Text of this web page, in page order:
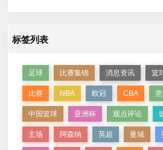
标签列表
足球 比赛集锦 消息资讯 篮
比赛 NBA 欧冠 CBA
中国篮球 亚洲杯 观点评论
主场 阿森纳 英超 曼城